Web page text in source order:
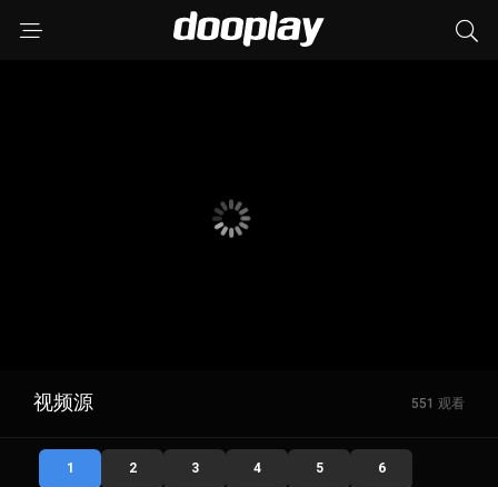
视频源 551 观看
1 2 3 4 5 6